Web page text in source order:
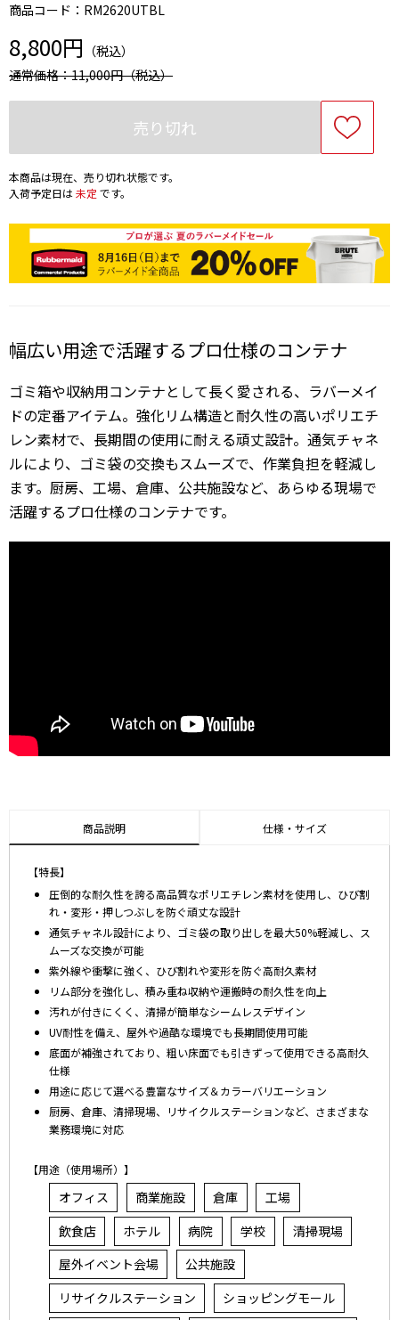
商品コード：RM2620UTBL
8,800円 （税込）
通常価格：11,000円（税込）
売り切れ
本商品は現在、売り切れ状態です。
入荷予定日は未定 です。
幅広い用途で活躍するプロ仕様のコンテナ
ゴミ箱や収納用コンテナとして長く愛される、ラバーメイ
ドの定番アイテム。強化リム構造と耐久性の高いポリエチ
レン素材で、長期間の使用に耐える頑丈設計。通気チャネ
ルにより、ゴミ袋の交換もスムーズで、作業負担を軽減し
ます。厨房、工場、倉庫、公共施設など、あらゆる現場で
活躍するプロ仕様のコンテナです。
商品説明 仕様・サイズ
【特長】
圧倒的な耐久性を誇る高品質なポリエチレン素材を使用し、ひび割
れ・変形・押しつぶしを防ぐ頑丈な設計
通気チャネル設計により、ゴミ袋の取り出しを最大50%軽減し、ス
ムーズな交換が可能
紫外線や衝撃に強く、ひび割れや変形を防ぐ高耐久素材
リム部分を強化し、積み重ね収納や運搬時の耐久性を向上
汚れが付きにくく、清掃が簡単なシームレスデザイン
UV耐性を備え、屋外や過酷な環境でも長期間使用可能
底面が補強されており、粗い床面でも引きずって使用できる高耐久
仕様
用途に応じて選べる豊富なサイズ＆カラーバリエーション
厨房、倉庫、清掃現場、リサイクルステーションなど、さまざまな
業務環境に対応
【用途（使用場所）】
オフィス 商業施設 倉庫
工場
飲食店
ホテル 病院 学校
清掃現場
屋外イベント会場
公共施設
リサイクルステーション
ショッピングモール